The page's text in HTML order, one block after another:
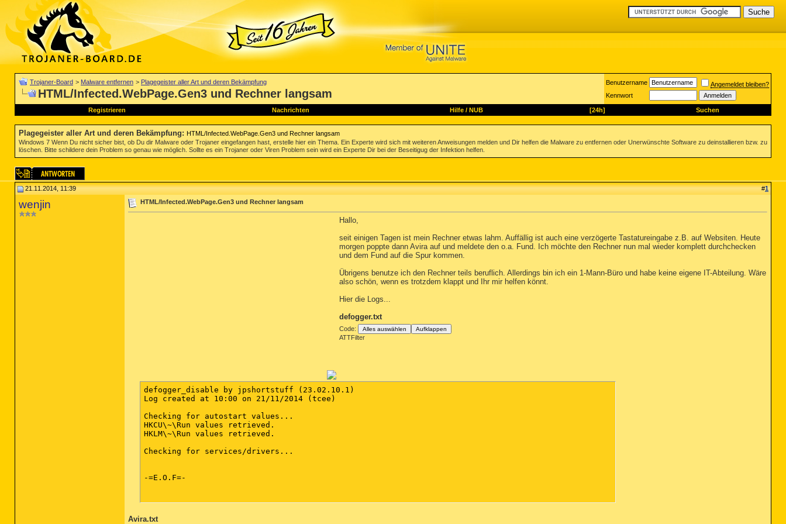
Trojaner-Board > Malware entfernen > Plagegeister aller Art und deren Bekämpfung
HTML/Infected.WebPage.Gen3 und Rechner langsam
Benutzername
Angemeldet bleiben?
Kennwort
Registrieren Nachrichten Hilfe/ NUB [24h] Suchen
Plagegeister aller Art und deren Bekämpfung: HTML/Infected.WebPage.Gen3 und Rechner langsam
Windows 7 Wenn Du nicht sicher bist, ob Du dir Malware oder Trojaner eingefangen hast, erstelle hier ein Thema. Ein Experte wird sich mit weiteren Anweisungen melden und Dir helfen die Malware zu entfernen oder Unerwünschte Software zu deinstallieren bzw. zu
löschen. Bitte schildere dein Problem so genau wie möglich. Sollte es ein Trojaner oder Viren Problem sein wird ein Experte Dir bei der Beseitigug der Infektion helfen.
21.11.2014, 11:39 #1
wenjin HTML/Infected.WebPage.Gen3 und Rechner langsam
Hallo,
seit einigen Tagen ist mein Rechner etwas lahm. Auffällig ist auch eine verzögerte Tastatureingabe z.B. auf Websiten. Heute
morgen poppte dann Avira auf und meldete den o.a. Fund. Ich möchte den Rechner nun mal wieder komplett durchchecken
und dem Fund auf die Spur kommen.
Übrigens benutze ich den Rechner teils beruflich. Allerdings bin ich ein 1-Mann-Büro und habe keine eigene IT-Abteilung. Wäre
also schön, wenn es trotzdem klappt und Ihr mir helfen könnt.
Hier die Logs...
defogger.txt
Code: Alles auswählen Aufklappen
ATTFilter
defogger_disable by jpshortstuff (23.02.10.1)
Log created at 10:00 on 21/11/2014 (tcee)
Checking for autostart values...
HKCU\~\Run values retrieved.
HKLM\~\Run values retrieved.
Checking for services/drivers...
-=E.O.F=-
Avira.txt